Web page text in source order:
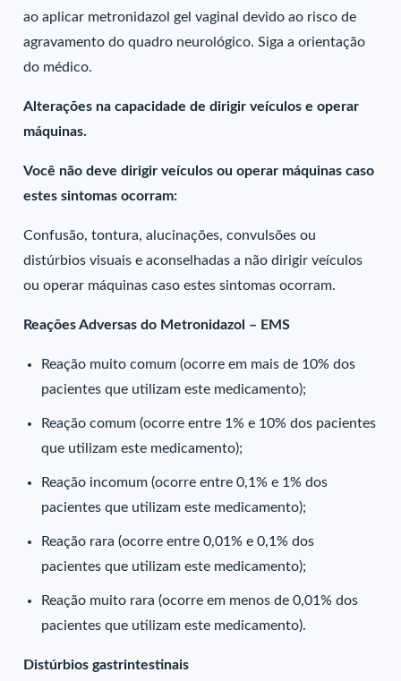
ao aplicar metronidazol gel vaginal devido ao risco de
agravamento do quadro neurológico. Siga a orientação
do médico.
Alterações na capacidade de dirigir veículos e operar
máquinas.
Você não deve dirigir veículos ou operar máquinas caso
estes sintomas ocorram:
Confusão, tontura, alucinações, convulsões ou
distúrbios visuais e aconselhadas a não dirigir veículos
ou operar máquinas caso estes sintomas ocorram.
Reações Adversas do Metronidazol – EMS
Reação muito comum (ocorre em mais de 10% dos
pacientes que utilizam este medicamento);
Reação comum (ocorre entre 1% e 10% dos pacientes
que utilizam este medicamento);
Reação incomum (ocorre entre 0,1% e 1% dos
pacientes que utilizam este medicamento);
Reação rara (ocorre entre 0,01% e 0,1% dos
pacientes que utilizam este medicamento);
Reação muito rara (ocorre em menos de 0,01% dos
pacientes que utilizam este medicamento).
Distúrbios gastrintestinais